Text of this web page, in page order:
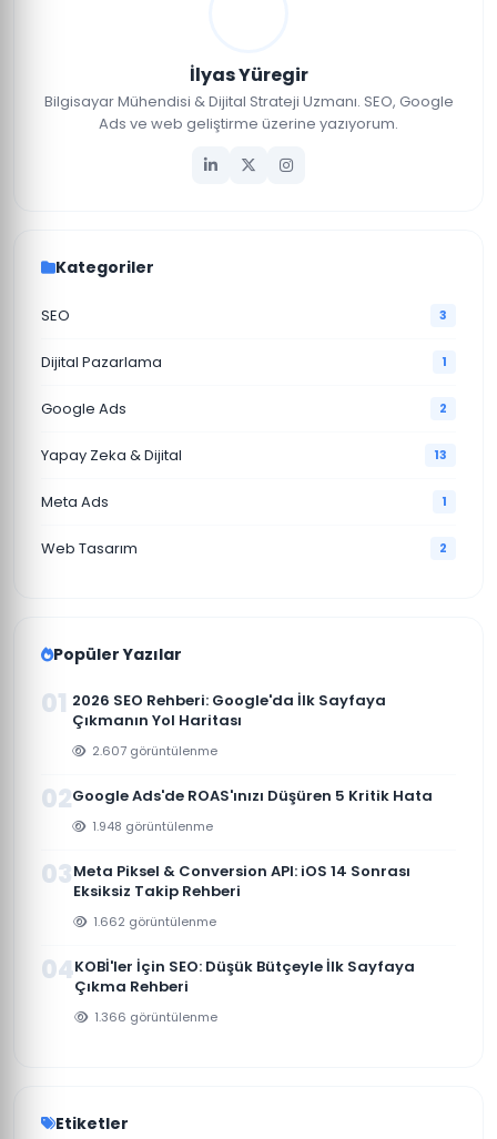
İlyas Yüregir
Bilgisayar Mühendisi & Dijital Strateji Uzmanı. SEO, Google
Ads ve web geliştirme üzerine yazıyorum.
Kategoriler
SEO 3
Dijital Pazarlama 1
Google Ads 2
Yapay Zeka & Dijital 13
Meta Ads 1
Web Tasarım 2
Popüler Yazılar
01 2026 SEO Rehberi: Google'da İlk Sayfaya
Çıkmanın Yol Haritası
2.607 görüntülenme
02Google Ads'de ROAS'ınızı Düşüren 5 Kritik Hata
1.948 görüntülenme
03Meta Piksel & Conversion API: iOS 14 Sonrası
Eksiksiz Takip Rehberi
1.662 görüntülenme
04KOBİ'ler İçin SEO: Düşük Bütçeyle İlk Sayfaya
Çıkma Rehberi
1.366 görüntülenme
Etiketler